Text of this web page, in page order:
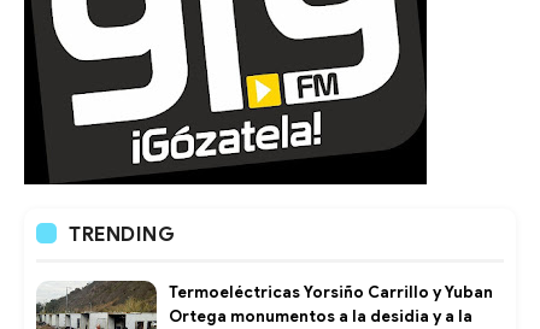
TRENDING
Termoeléctricas Yorsiño Carrillo y Yuban
Ortega monumentos a la desidia y a la